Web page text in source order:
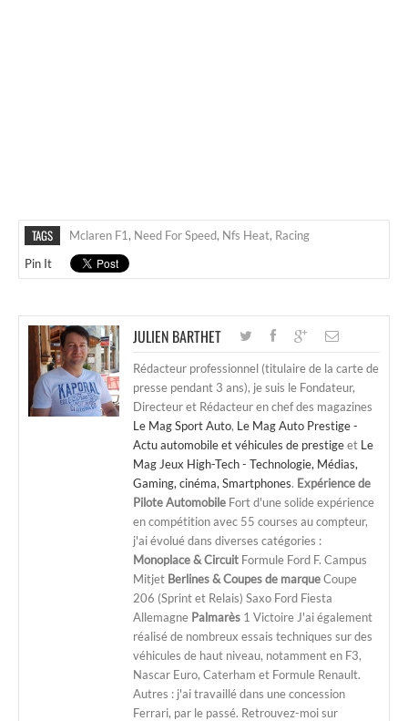
TAGS Mclaren F1, Need For Speed, Nfs Heat, Racing
Pin It
JULIEN BARTHET
Rédacteur professionnel (titulaire de la carte de
presse pendant 3 ans), je suis le Fondateur,
Directeur et Rédacteur en chef des magazines
Le Mag Sport Auto, Le Mag Auto Prestige -
Actu automobile et véhicules de prestigeet Le
Mag Jeux High-Tech - Technologie, Médias,
Gaming, cinéma, Smartphones. Expérience de
Pilote Automobile Fort d'une solide expérience
en compétition avec 55 courses au compteur,
j'ai évolué dans diverses catégories :
Monoplace & Circuit Formule Ford F. Campus
Mitjet Berlines & Coupes de marqueCoupe
206 (Sprint et Relais) Saxo Ford Fiesta
Allemagne Palmarès 1 Victoire J'ai également
réalisé de nombreux essais techniques sur des
véhicules de haut niveau, notamment en F3,
Nascar Euro, Caterham et Formule Renault.
Autres : j'ai travaillé dans une concession
Ferrari, par le passé. Retrouvez-moi sur